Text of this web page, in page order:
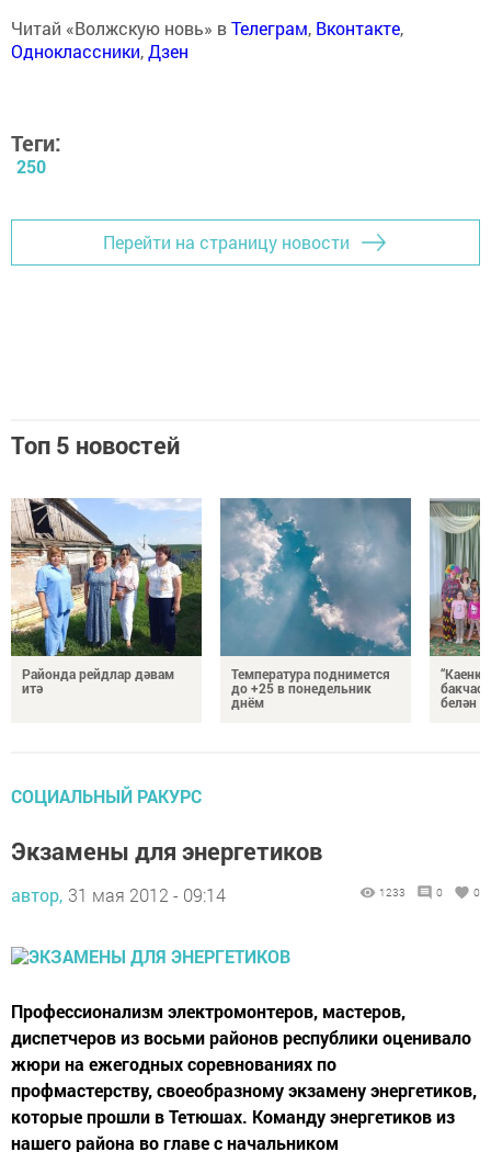
Читай «Волжскую новь» вТелеграм, Вконтакте,
Одноклассники,Дзен
Теги:
250
Перейти на страницу новости
Топ 5 новостей
Районда рейдлар дәвам
итә
Температура поднимется
до +25 в понедельник
днём
белән
СОЦИАЛЬНЫЙ РАКУРС
Экзамены для энергетиков
автор, 31 мая 2012 - 09:14 1233 0 0
Профессионализм электромонтеров, мастеров,
диспетчеров из восьми районов республики оценивало
жюри на ежегодных соревнованиях по
профмастерству, своеобразному экзамену энергетиков,
которые прошли в Тетюшах. Команду энергетиков из
нашего района во главе с начальником